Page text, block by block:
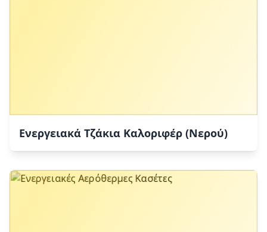
Ενεργειακά Τζάκια Καλοριφέρ (Νερού)